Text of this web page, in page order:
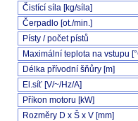
Čistící síla [kg/síla]
Čerpadlo [ot./min.]
Písty / počet pístů
Maximální teplota na vstupu
Délka přívodní šňůry [m]
El.síť [V/~/Hz/A]
Příkon motoru [kW]
Rozměry D x Š x V [mm]